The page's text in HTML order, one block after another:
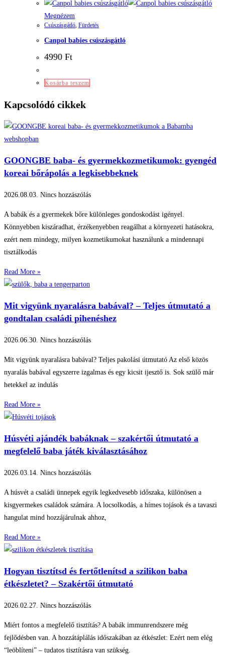
Megnézem
Csúszásgátló, Fürdetés
Canpol babies csúszásgátló
4990 Ft
Kosárba teszem
Kapcsolódó cikkek
GOONGBE baba- és gyermekkozmetikumok: gyengéd
koreai bőrápolás a legkisebbeknek
2026.08.03. Nincs hozzászólás
A babák és a gyermekek bőre különleges gondoskodást igényel.
Könnyebben kiszáradhat, érzékenyebben reagálhat a környezeti hatásokra,
ezért nem mindegy, milyen kozmetikumokat használunk a mindennapi
tisztálkodás
Read More »
Mit vigyünk nyaralásra babával? – Teljes útmutató a
gondtalan családi pihenéshez
2026.06.30. Nincs hozzászólás
Mit vigyünk nyaralásra babával? Teljes pakolási útmutató Az első közös
nyaralás babával egyszerre izgalmas és egy kicsit ijesztő is. Sok szülő már
hetekkel az indulás
Read More »
Húsvéti ajándék babáknak – szakértői útmutató a
megfelelő baba játék kiválasztásához
2026.03.14. Nincs hozzászólás
A húsvét a családi ünnepek egyik legkedvesebb időszaka, különösen a
kisgyermekes családok számára. A locsolkodás, a hímes tojások és a tavaszi
hangulat mind hozzájárulnak ahhoz,
Read More »
Hogyan tisztítsd és fertőtlenítsd a szilikon baba
étkészletet? – Szakértői útmutató
2026.02.27. Nincs hozzászólás
Miért fontos a megfelelő tisztítás? A babák immunrendszere még
fejlődésben van. A hozzátáplálás időszakában az étkészlet: Ezért nem elég
“leöblíteni” – tudatos tisztításra van szükség.